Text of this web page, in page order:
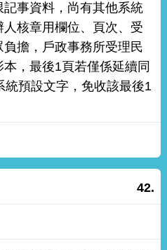
事資料，尚有其他系統
核章用欄位、頁次、受
擔，戶政事務所受理民
，最後1頁若僅係延續同
統預設文字，免收該最後1
42.